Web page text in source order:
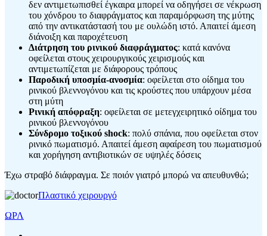
δεν αντιμετωπισθεί έγκαιρα μπορεί να οδηγήσει σε νέκρωση
του χόνδρου το διαφράγματος και παραμόρφωση της μύτης
από την αντικατάστασή του με ουλώδη ιστό. Απαιτεί άμεση
διάνοιξη και παροχέτευση
Διάτρηση του ρινικού διαφράγματος: κατά κανόνα
οφείλεται στους χειρουργικούς χειρισμούς και
αντιμετωπίζεται με διάφορους τρόπους
Παροδική υποσμία-ανοσμία: οφείλεται στο οίδημα του
ρινικού βλεννογόνου και τις κρούστες που υπάρχουν μέσα
στη μύτη
Ρινική απόφραξη: οφείλεται σε μετεγχειρητικό οίδημα του
ρινικού βλεννογόνου
Σύνδρομο τοξικού shock: πολύ σπάνια, που οφείλεται στον
ρινικό πωματισμό. Απαιτεί άμεση αφαίρεση του πωματισμού
και χορήγηση αντιβιοτικών σε υψηλές δόσεις
Έχω στραβό διάφραγμα. Σε ποιόν γιατρό μπορώ να απευθυνθώ;
Πλαστικό χειρουργό
ΩΡΛ